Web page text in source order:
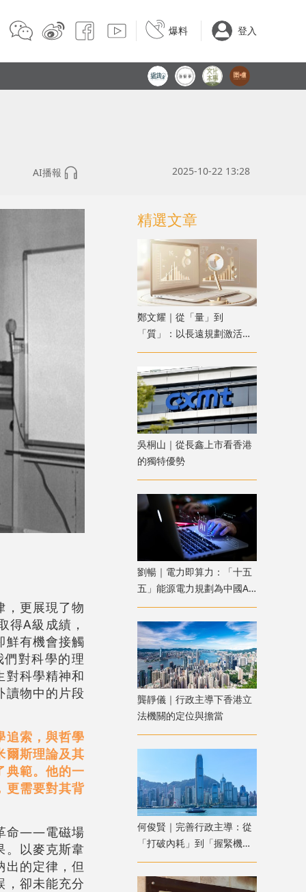
爆料 登入
AI播報 2025-10-22 13:28
，更展現了物
得A級成績，
鮮有機會接觸
對科學的理
對科學精神和
讀物中的片段
追索，與哲學
爾斯理論及其
典範。他的一
更需要對其背
命——電磁場
。以麥克斯韋
出的定律，但
，卻未能充分
精選文章
鄭文耀｜從「量」到
「質」：以長遠規劃激活香
港資產管理新動能
吳桐山｜從長鑫上市看香港
的獨特優勢
劉暢｜電力即算力：「十五
五」能源電力規劃為中國AI
競爭築起成本防線
龔靜儀｜行政主導下香港立
法機關的定位與擔當
何俊賢｜完善行政主導：從
「打破內耗」到「握緊機
遇」